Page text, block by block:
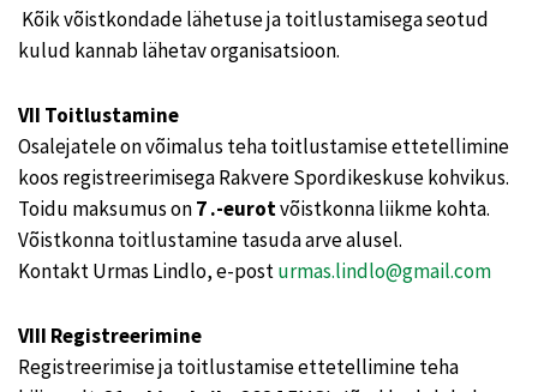
Kõik võistkondade lähetuse ja toitlustamisega seotud
kulud kannab lähetav organisatsioon.
VII Toitlustamine
Osalejatele on võimalus teha toitlustamise ettetellimine
koos registreerimisega Rakvere Spordikeskuse kohvikus.
Toidu maksumus on7 .-eurotvõistkonna liikme kohta.
Võistkonna toitlustamine tasuda arve alusel.
Kontakt Urmas Lindlo, e-posturmas.lindlo@gmail.com
VIII Registreerimine
Registreerimise ja toitlustamise ettetellimine teha